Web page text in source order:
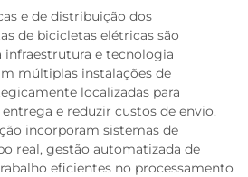
e de distribuição dos
de bicicletas elétricas são
e tecnologia
múltiplas instalações de
localizadas para
e reduzir custos de envio.
incorporam sistemas de
real, gestão automatizada de
eficientes no processamento